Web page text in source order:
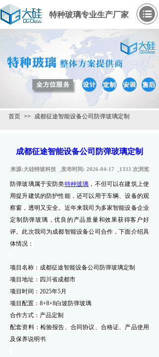
特种玻璃专业生产厂家
首页 >> 成都征途智能设备公司防弹玻璃定制
成都征途智能设备公司防弹玻璃定制
来源:大硅特玻科技 发布时间: 2026-04-17 1333 次浏览
防弹玻璃属于安防类特种玻璃 ，不但可以在建筑上使
用提升建筑的防护性能，还可以用于车辆、设备的观
察窗，透明又安全。近年来我司为多家智能设备企业
定制防弹玻璃，优良的产品质量和效果获得客户好
评。此次我司为成都智能设备公司合作，下面介绍具
体情况：
项目名称： 成都征途智能设备公司防弹玻璃定制
项目地址： 四川省成都市
项目时间： 2025年5月
项目配置： 8+8+8白玻防弹玻璃
合作方式：产品定制
配套资料：检验报告、合同协议、合格证、产品使用
及保养说明书